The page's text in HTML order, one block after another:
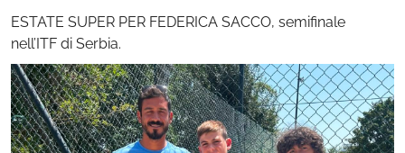
ESTATE SUPER PER FEDERICA SACCO, semifinale
nell’ITF di Serbia.